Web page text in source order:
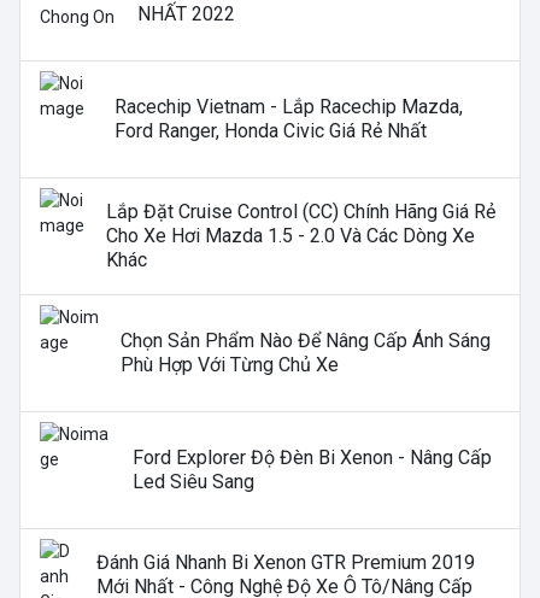
NHẤT 2022
Racechip Vietnam - Lắp Racechip Mazda,
Ford Ranger, Honda Civic Giá Rẻ Nhất
Lắp Đặt Cruise Control (CC) Chính Hãng Giá Rẻ
Cho Xe Hơi Mazda 1.5 - 2.0 Và Các Dòng Xe
Khác
Chọn Sản Phẩm Nào Để Nâng Cấp Ánh Sáng
Phù Hợp Với Từng Chủ Xe
Ford Explorer Độ Đèn Bi Xenon - Nâng Cấp
Led Siêu Sang
Đánh Giá Nhanh Bi Xenon GTR Premium 2019
Mới Nhất - Công Nghệ Độ Xe Ô Tô/nâng Cấp